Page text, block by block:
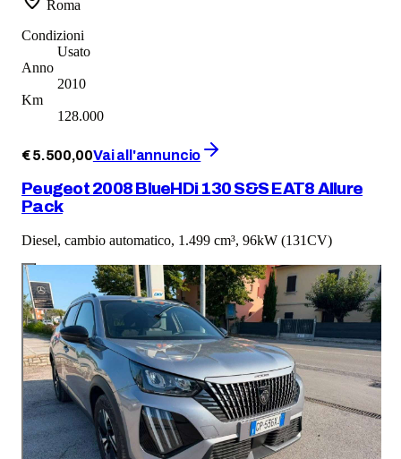
Roma
Condizioni
Usato
Anno
2010
Km
128.000
€5.500,00Vai all'annuncio
Peugeot 2008 BlueHDi 130 S&S EAT8 Allure
Pack
Diesel, cambio automatico, 1.499 cm³, 96kW (131CV)